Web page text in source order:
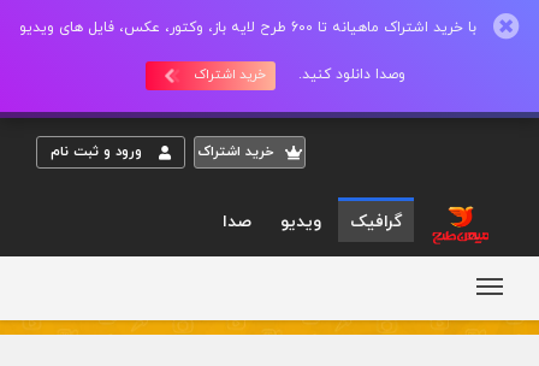
با خرید اشتراک ماهیانه تا 600 طرح لایه باز، وکتور، عکس، فایل های ویدیو
وصدا دانلود کنید. خرید اشتراک
خريد اشتراک ورود و ثبت نام
گرافیک ویدیو صدا